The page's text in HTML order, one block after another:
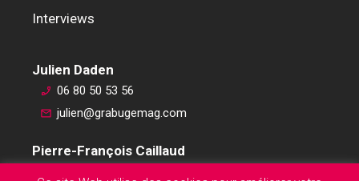
Interviews
Julien Daden
06 80 50 53 56
julien@grabugemag.com
Pierre-François Caillaud